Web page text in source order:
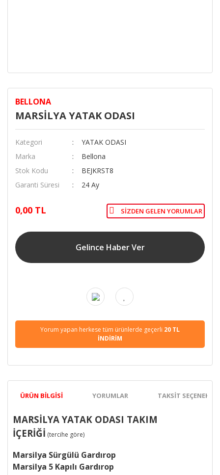
BELLONA
MARSİLYA YATAK ODASI
Kategori
YATAK ODASI
Marka
Bellona
Stok Kodu
BEJKRST8
Garanti Süresi
24 Ay
0,00 TL SIZDEN GELEN YORUMLAR
Gelince Haber Ver
Yorum yapan herkese tüm ürünlerde geçerli 20 TL
İNDİRİM
ÜRÜN BILGISI YORUMLAR TAKSIT
MARSİLYA YATAK ODASI TAKIM
İÇERİĞİ (tercihe göre)
Marsilya Sürgülü Gardırop
Marsilya 5 Kapılı Gardırop